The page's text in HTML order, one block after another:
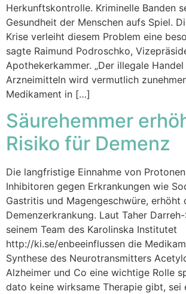
Herkunftskontrolle. Kriminelle Banden
Gesundheit der Menschen aufs Spiel.
Krise verleiht diesem Problem eine
sagte Raimund Podroschko,
Apothekerkammer. „Der illegale
Arzneimitteln wird vermutlich
Medikament in […]
Säurehemmer
Risiko für Demenz
Die langfristige Einnahme von
Inhibitoren gegen Erkrankungen wie
Gastritis und Magengeschwüre, erhöht
Demenzerkrankung. Laut Taher
seinem Team des Karolinska Institutet
http://ki.se/enbeeinflussen die
Synthese des Neurotransmitters
Alzheimer und Co eine wichtige Rolle
dato keine wirksame Therapie gibt, sei